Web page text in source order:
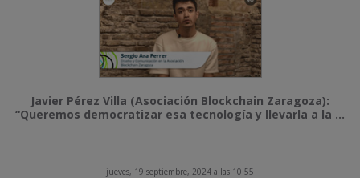
Javier Pérez Villa (Asociación Blockchain Zaragoza):
“Queremos democratizar esa tecnología y llevarla a la ...
jueves, 19 septiembre, 2024 a las 10:55